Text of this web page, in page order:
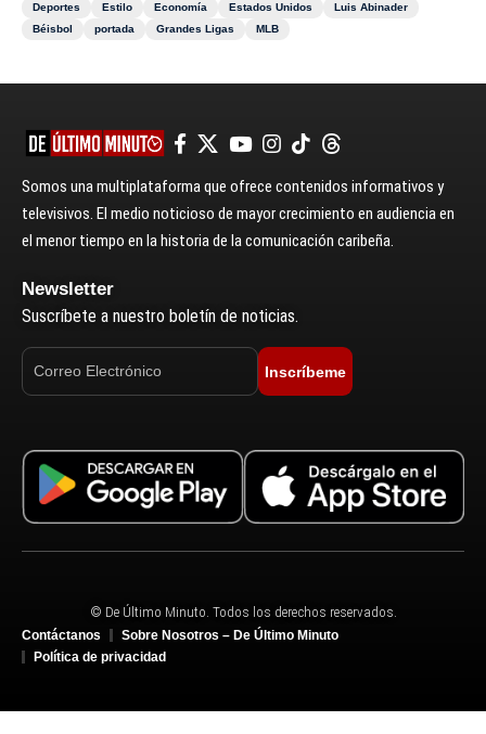
Deportes
Estilo Economía Estados Unidos
Luis Abinader
Béisbol
portada Grandes Ligas MLB
Somos una multiplataforma que ofrece contenidos informativos y
televisivos. El medio noticioso de mayor crecimiento en audiencia en
el menor tiempo en la historia de la comunicación caribeña.
Newsletter
Suscríbete a nuestro boletín de noticias.
Inscríbeme
© De Último Minuto. Todos los derechos reservados.
Contáctanos
Sobre Nosotros – De Último Minuto
Política de privacidad